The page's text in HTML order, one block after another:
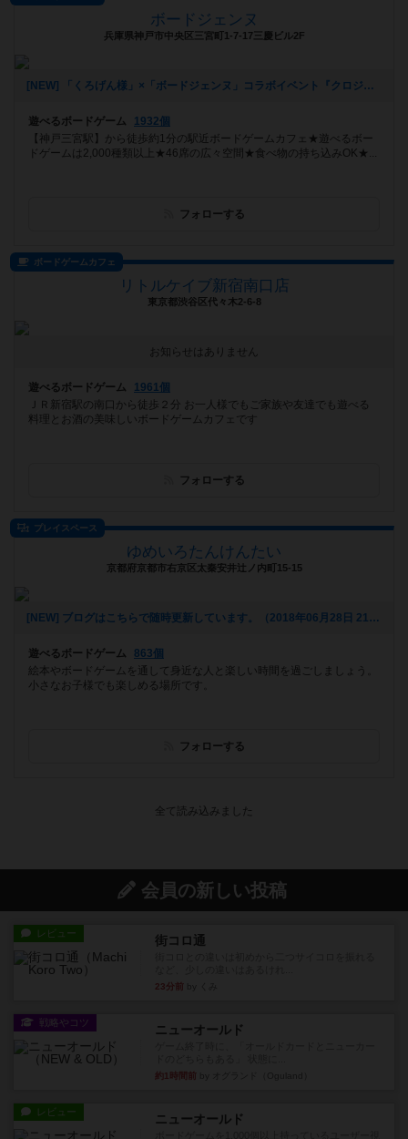
ボードジェンヌ
兵庫県神戸市中央区三宮町1-7-17三慶ビル2F
[NEW] 「くろげん様」×「ボードジェンヌ」コラボイベント『クロジェンヌ会』（2021年02月13日 14時21分）
遊べるボードゲーム
1932個
【神戸三宮駅】から徒歩約1分の駅近ボードゲームカフェ★遊べるボー
ドゲームは2,000種類以上★46席の広々空間★食べ物の持ち込みOK★...
フォローする
ボードゲームカフェ
リトルケイブ新宿南口店
東京都渋谷区代々木2-6-8
お知らせはありません
遊べるボードゲーム
1961個
ＪＲ新宿駅の南口から徒歩２分 お一人様でもご家族や友達でも遊べる
料理とお酒の美味しいボードゲームカフェです
フォローする
プレイスペース
ゆめいろたんけんたい
京都府京都市右京区太秦安井辻ノ内町15-15
[NEW] ブログはこちらで随時更新しています。（2018年06月28日 21時07分）
遊べるボードゲーム
863個
絵本やボードゲームを通して身近な人と楽しい時間を過ごしましょう。
小さなお子様でも楽しめる場所です。
フォローする
街コロ通
23分前 by くみ
戦略やコツ
ゲーム終了時に、「オールドカードとニューカー
by オグランド（Oguland）
レビュー
ボードゲームを1,000個以上持っているユーザー視
by オグランド（Oguland）